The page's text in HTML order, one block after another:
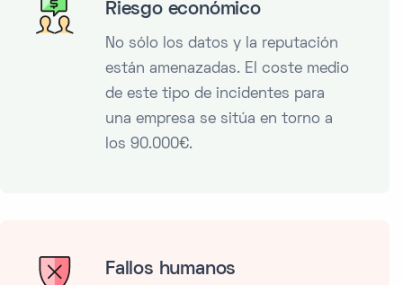
Riesgo económico
No sólo los datos y la reputación
están amenazadas. El coste medio
de este tipo de incidentes para
una empresa se sitúa en torno a
los 90.000€.
Fallos humanos